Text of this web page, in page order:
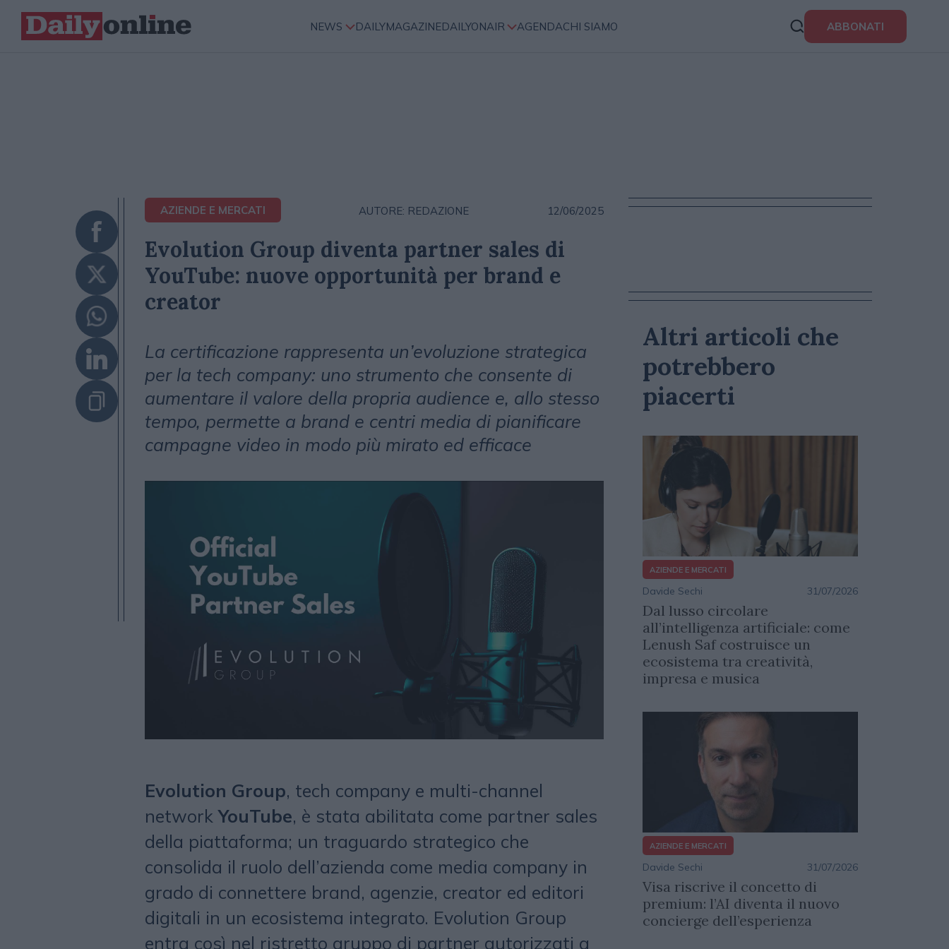
NEWS DAILYMAGAZINEDAILYONAIR AGENDACHI SIAMO ABBONATI
AZIENDE E MERCATI AUTORE: REDAZIONE 12/06/2025
Evolution Group diventa partner sales di
YouTube: nuove opportunità per brand e
creator
La certificazione rappresenta un’evoluzione strategica
per la tech company: uno strumento che consente di
aumentare il valore della propria audience e, allo stesso
tempo, permette a brand e centri media di pianificare
campagne video in modo più mirato ed efficace
Evolution Group, tech company e multi-channel
networkYouTube, è stata abilitata come partner sales
della piattaforma; un traguardo strategico che
consolida il ruolo dell’azienda come media company in
grado di connettere brand, agenzie, creator ed editori
digitali in un ecosistema integrato. Evolution Group
entra così nel ristretto gruppo di partner autorizzati a
Altri articoli che
potrebbero
piacerti
AZIENDE E MERCATI
Davide Sechi 31/07/2026
Dal lusso circolare
all’intelligenza artificiale: come
Lenush Saf costruisce un
ecosistema tra creatività,
impresa e musica
AZIENDE E MERCATI
Davide Sechi 31/07/2026
Visa riscrive il concetto di
premium: l’AI diventa il nuovo
concierge dell’esperienza